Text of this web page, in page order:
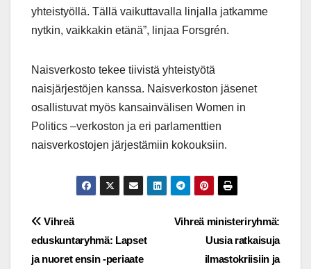
yhteistyöllä. Tällä vaikuttavalla linjalla jatkamme
nytkin, vaikkakin etänä”, linjaa Forsgrén.
Naisverkosto tekee tiivistä yhteistyötä
naisjärjestöjen kanssa. Naisverkoston jäsenet
osallistuvat myös kansainvälisen Women in
Politics –verkoston ja eri parlamenttien
naisverkostojen järjestämiin kokouksiin.
Post
navigation
Vihreä ministeriryhmä:
Uusia ratkaisuja
ilmastokriisiin ja
Vihreä
eduskuntaryhmä: Lapset
ja nuoret ensin -periaate